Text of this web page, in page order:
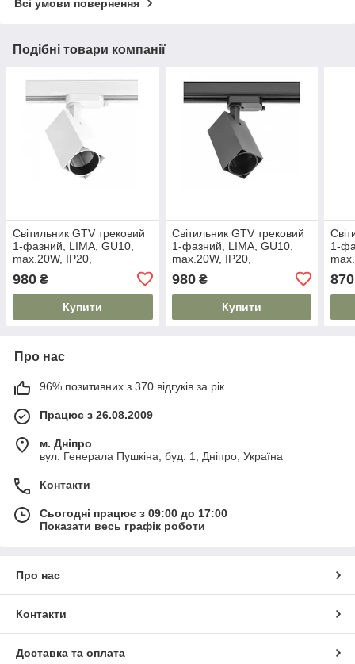
Всі умови повернення
Подібні товари компанії
Світильник GTV трековий
1-фазний, LIMA, GU10,
max.20W, IP20,
LMAGU10KB-NB)
980 ₴
Купити
Світильник GTV трековий
1-фазний, LIMA, GU10,
max.20W, IP20,
квадратний, чорний (XLT-
LMAGU10KC-NB)
980₴
Купити
1-
NB)
870
Про нас
96% позитивних з 370 відгуків за рік
Працює з 26.08.2009
м. Дніпро
вул. Генерала Пушкіна, буд. 1, Дніпро, Україна
Контакти
Сьогодні працює з 09:00 до 17:00
Показати весь графік роботи
Про нас
Контакти
Доставка та оплата